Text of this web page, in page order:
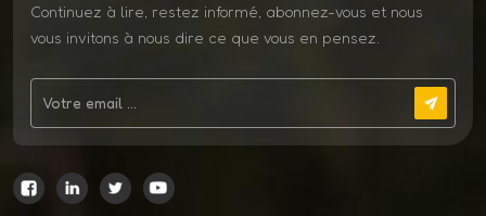
Continuez à lire, restez informé, abonnez-vous et nous
vous invitons à nous dire ce que vous en pensez.